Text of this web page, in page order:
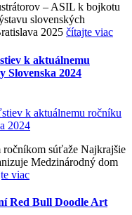
– ASIL k bojkotu
slovenských
2025 čítajte viac
k aktuálnemu
Slovenska 2024
ročníkom súťaže Najkrajšie
Medzinárodný dom
viac
Red Bull Doodle Art